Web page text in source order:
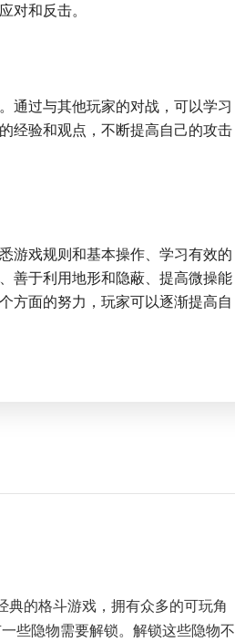
对和反击。
通过与其他玩家的对战，可以学习
经验和观点，不断提高自己的攻击
游戏规则和基本操作、学习有效的
善于利用地形和隐蔽、提高微操能
方面的努力，玩家可以逐渐提高自
的格斗游戏，拥有众多的可玩角
些隐物需要解锁。解锁这些隐物不